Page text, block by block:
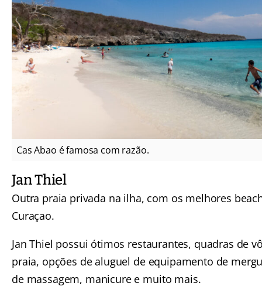
Cas Abao é famosa com razão.
Jan Thiel
Outra praia privada na ilha, com os melhores
Curaçao.
Jan Thiel possui ótimos restaurantes, quadras de
praia, opções de aluguel de equipamento de
de massagem, manicure e muito mais.